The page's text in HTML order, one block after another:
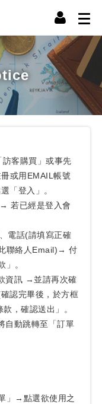
客購買」或事先
或用EMAIL帳號
「登入」。
若已經是登入會
電話(請填寫正確
聯絡人Email)→ 付
」。
資訊 →並請再次確
認完畢後，於方框
，確認送出」。
動跳轉至「訂單
→點選欲使用之